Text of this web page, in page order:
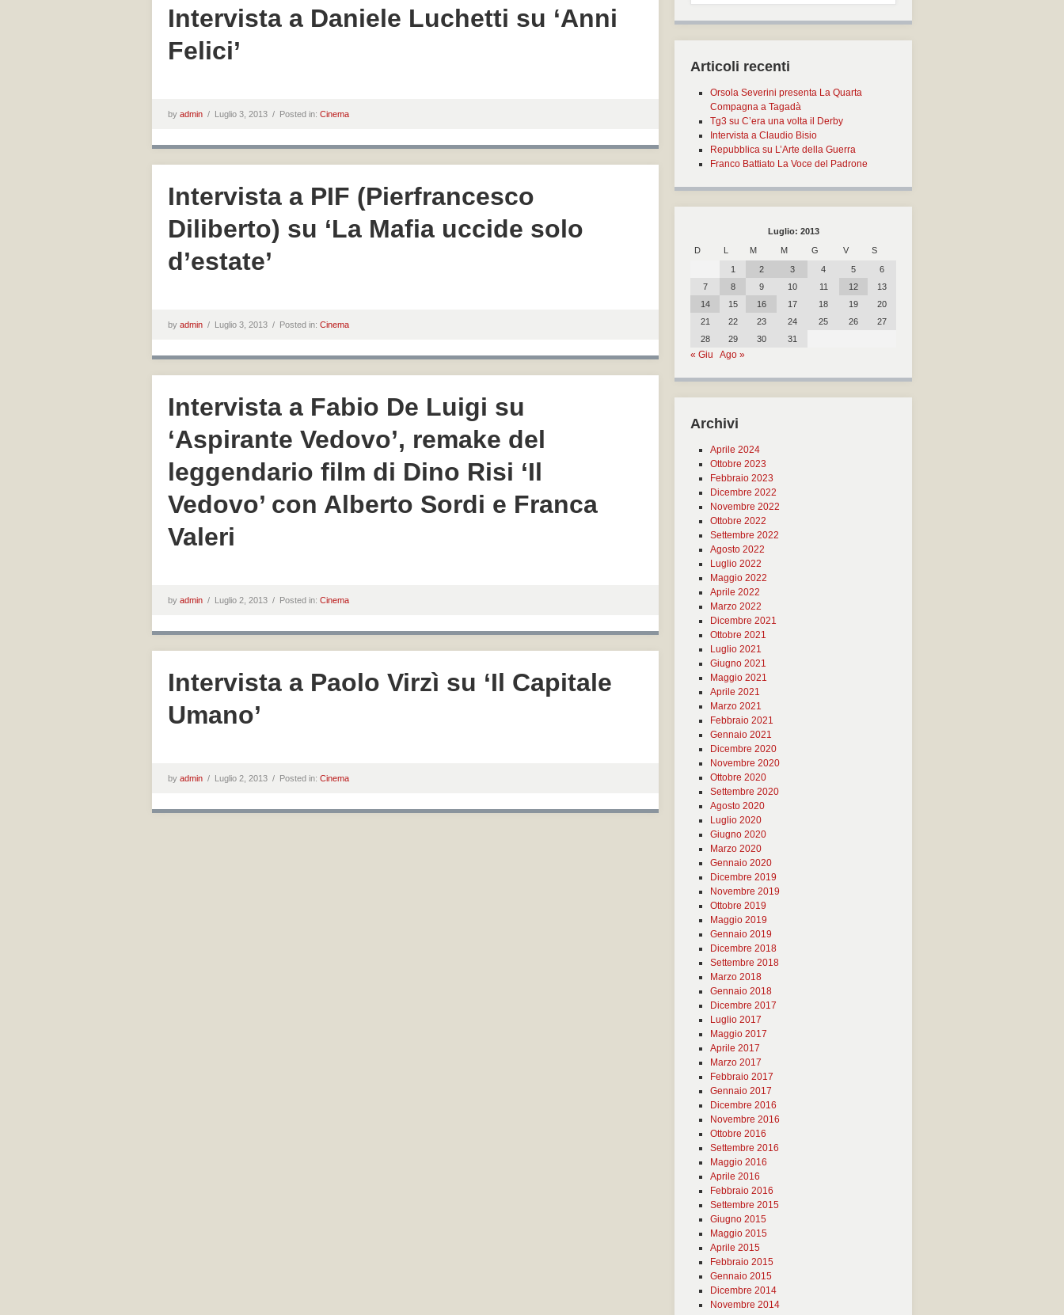
Intervista a Daniele Luchetti su ‘Anni
Felici’
by admin / Luglio 3, 2013 / Posted in: Cinema
Intervista a PIF (Pierfrancesco
Diliberto) su ‘La Mafia uccide solo
d’estate’
by admin / Luglio 3, 2013 / Posted in: Cinema
Intervista a Fabio De Luigi su
‘Aspirante Vedovo’, remake del
leggendario film di Dino Risi ‘Il
Vedovo’ con Alberto Sordi e Franca
Valeri
by admin / Luglio 2, 2013 / Posted in: Cinema
Intervista a Paolo Virzì su ‘Il Capitale
Umano’
by admin / Luglio 2, 2013 / Posted in: Cinema
Articoli recenti
Orsola Severini presenta La Quarta
Compagna a Tagadà
Tg3 su C’era una volta il Derby
Intervista a Claudio Bisio
Repubblica su L’Arte della Guerra
Franco Battiato La Voce del Padrone
Luglio: 2013
D
L M M G V
S
1
2 3 4 5
6
7
8 9 10 11 12
13
14
15 16 17 18 19
20
21
22 23 24 25 26
27
28
29 30 31
« Giu Ago »
Archivi
Aprile 2024
Ottobre 2023
Febbraio 2023
Dicembre 2022
Novembre 2022
Ottobre 2022
Settembre 2022
Agosto 2022
Luglio 2022
Maggio 2022
Aprile 2022
Marzo 2022
Dicembre 2021
Ottobre 2021
Luglio 2021
Giugno 2021
Maggio 2021
Aprile 2021
Marzo 2021
Febbraio 2021
Gennaio 2021
Dicembre 2020
Novembre 2020
Ottobre 2020
Settembre 2020
Agosto 2020
Luglio 2020
Giugno 2020
Marzo 2020
Gennaio 2020
Dicembre 2019
Novembre 2019
Ottobre 2019
Maggio 2019
Gennaio 2019
Dicembre 2018
Settembre 2018
Marzo 2018
Gennaio 2018
Dicembre 2017
Luglio 2017
Maggio 2017
Aprile 2017
Marzo 2017
Febbraio 2017
Gennaio 2017
Dicembre 2016
Novembre 2016
Ottobre 2016
Settembre 2016
Maggio 2016
Aprile 2016
Febbraio 2016
Settembre 2015
Giugno 2015
Maggio 2015
Aprile 2015
Febbraio 2015
Gennaio 2015
Dicembre 2014
Novembre 2014